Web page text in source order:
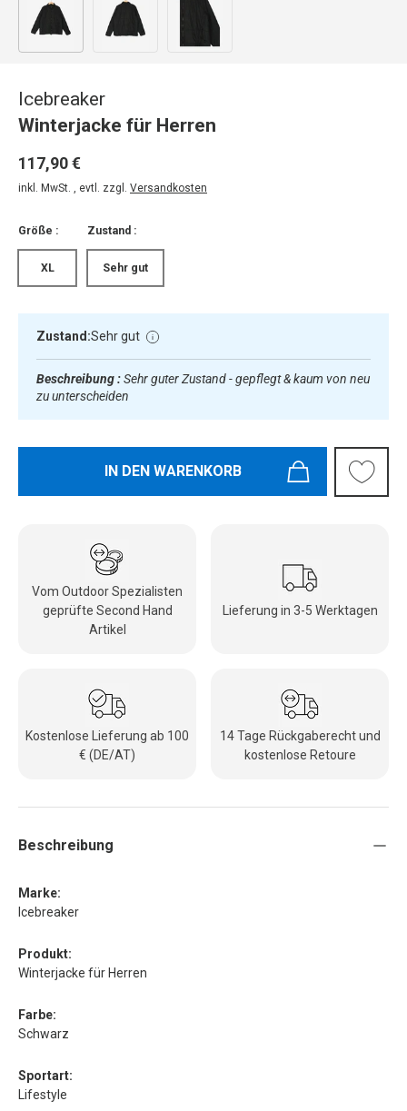
Bild 1 in Galerieansicht laden
Icebreaker
Winterjacke für Herren
117,90 €
inkl. MwSt. , evtl. zzgl. Versandkosten
Größe :
XL
Zustand :
Sehr gut
Zustand:Sehr gut
Beschreibung :Sehr guter Zustand - gepflegt & kaum von neu
zu unterscheiden
IN DEN WARENKORB
Vom Outdoor Spezialisten
geprüfte Second Hand
Artikel
Lieferung in 3-5 Werktagen
Kostenlose Lieferung ab 100
€ (DE/AT)
14 Tage Rückgaberecht und
kostenlose Retoure
Beschreibung
Marke:
Icebreaker
Produkt:
Winterjacke für Herren
Farbe:
Schwarz
Sportart:
Lifestyle